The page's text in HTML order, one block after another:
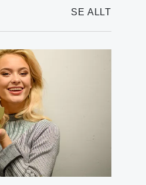
SE ALLT